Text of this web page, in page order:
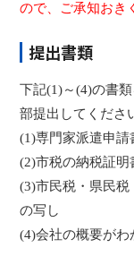
ので、ご承知おき
提出書類
下記(1)～(4)の書
部提出してくださ
(1)専門家派遣申請
(2)市税の納税証明
(3)市民税・県民
の写し
(4)会社の概要が